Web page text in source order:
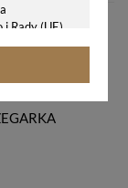
Rady (UE)
osób
dane na